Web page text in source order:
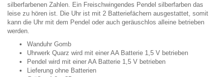
silberfarbenen Zahlen. Ein Freischwingendes Pendel silberfarben das
leise zu hören ist. Die Uhr ist mit 2 Batteriefächern ausgestattet, somit
kann die Uhr mit dem Pendel oder auch geräuschlos alleine betrieben
werden.
Wanduhr Gomb
Uhrwerk Quarz wird mit einer AA Batterie 1,5 V betrieben
Pendel wird mit einer AA Batterie 1,5 V betrieben
Lieferung ohne Batterien